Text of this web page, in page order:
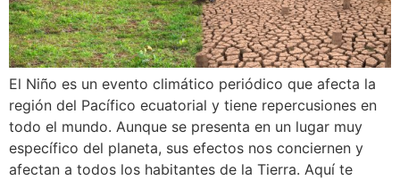
El Niño es un evento climático periódico que afecta la
región del Pacífico ecuatorial y tiene repercusiones en
todo el mundo. Aunque se presenta en un lugar muy
específico del planeta, sus efectos nos conciernen y
afectan a todos los habitantes de la Tierra. Aquí te